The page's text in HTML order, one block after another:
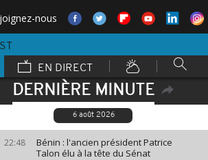
nous
EN DIRECT
DERNIÈRE MINUTE
6 août 2026
22:48
Bénin : l'ancien président Patrice
Talon élu à la tête du Sénat